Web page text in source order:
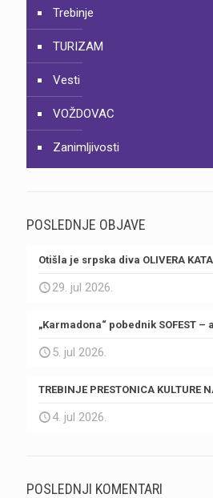
Trebinje
TURIZAM
Vesti
VOŽDOVAC
Zanimljivosti
POSLEDNJE OBJAVE
Otišla je srpska diva OLIVERA
29. jul 2026.
„Karmadona“ pobednik SOFEST – a
5. jul 2026.
TREBINJE PRESTONICA KULTURE
4. jul 2026.
POSLEDNJI KOMENTARI